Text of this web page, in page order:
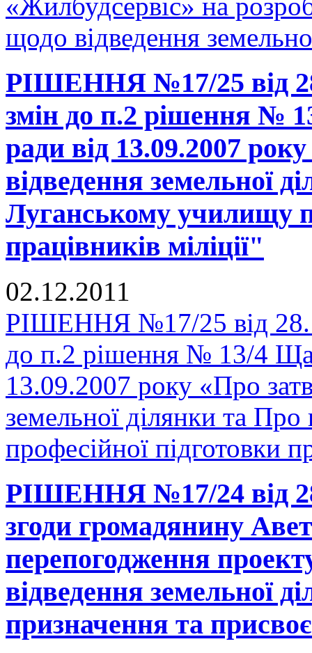
«Жилбудсервіс» на
щодо відведення
РІШЕННЯ №17/25 від
змін до п.2 рішення №
ради від 13.09.2007
відведення земельної
Луганському училищу
працівників міліції"
02.12.2011
РІШЕННЯ №17/25 від
до п.2 рішення № 13/4
13.09.2007 року «Про
земельної ділянки та
професійної підготовки
РІШЕННЯ №17/24 від
згоди громадянину
перепогодження
відведення земельної
призначення та